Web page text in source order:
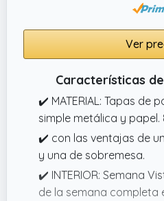
Ver
Características
✔️ MATERIAL: Tapas de
simple metálica y papel.
✔️ con las ventajas de
y una de sobremesa.
✔️ INTERIOR: Semana
de la semana completa